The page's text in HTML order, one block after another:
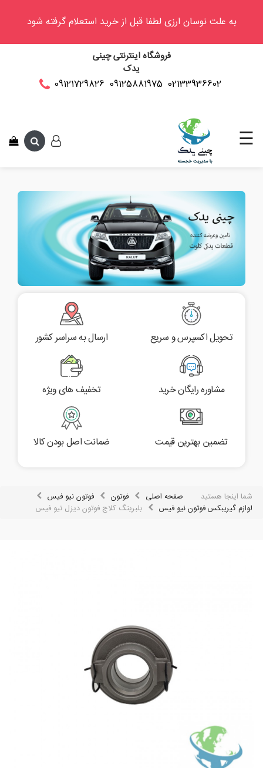
به علت نوسان ارزی لطفا قبل از خرید استعلام گرفته شود
فروشگاه اینترنتی چینی
یدک
02133936602
09125881975
09121729826
وینگل
سی
کاپرا
☰
تحویل اکسپرس و سریع ارسال به سراسر کشور
مشاوره رایگان خرید تخفیف های ویژه
تضمین بهترین قیمت ضمانت اصل بودن کالا
شما اینجا هستید صفحه اصلی فوتون
فوتون نیو فیس
لوازم گیریبکس فوتون نیو فیس
بلبرینگ کلاج فوتون دیزل نیو فیس